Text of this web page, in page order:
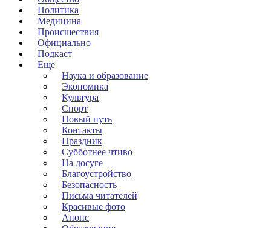
Политика
Медицина
Происшествия
Официально
Подкаст
Еще
Наука и образование
Экономика
Культура
Спорт
Новый путь
Контакты
Праздник
Субботнее чтиво
На досуге
Благоустройство
Безопасность
Письма читателей
Красивые фото
Анонс